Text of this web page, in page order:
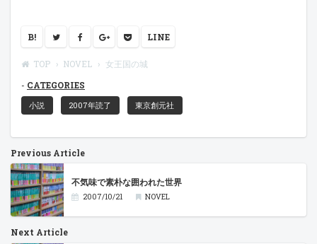
B! LINE
TOP NOVEL
女王国の城
CATEGORIES
小説 2007年読了 東京創元社
Previous Article
不気味で素朴な囲われた世界
2007/10/21 NOVEL
Next Article